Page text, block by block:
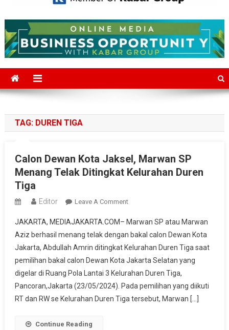
Mediajakarta.com
TAG: DUREN TIGA
Calon Dewan Kota Jaksel, Marwan SP
Menang Telak Ditingkat Kelurahan Duren
Tiga
Editor Leave A CommentOn
Dewan
Kota
Jaksel,
Marwan
SP
Menang
Telak
JAKARTA, MEDIAJAKARTA.COM– Marwan SP atau Marwan
Aziz berhasil menang telak dengan bakal calon Dewan Kota
Jakarta, Abdullah Amrin ditingkat Kelurahan Duren Tiga saat
pemilihan bakal calon Dewan Kota Jakarta Selatan yang
digelar di Ruang Pola Lantai 3 Kelurahan Duren Tiga,
Pancoran,Jakarta (23/05/2024). Pada pemilihan yang diikuti
RT dan RW se Kelurahan Duren Tiga tersebut, Marwan […]
Continue Reading